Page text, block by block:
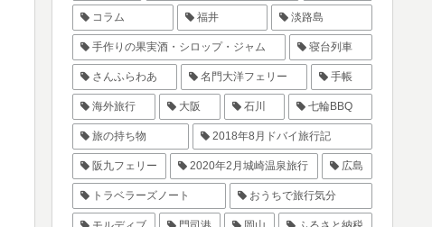
コラム 福井 淡路島
手作りの果実酒・シロップ・ジャム 寝台列車
さんふらわあ 名門大洋フェリー 手帳
海外旅行 大阪 石川 七輪BBQ
旅の持ち物 2018年8月ドバイ旅行記
阪九フェリー 2020年2月城崎温泉旅行 広島
トラベラーズノート おうちで旅行気分